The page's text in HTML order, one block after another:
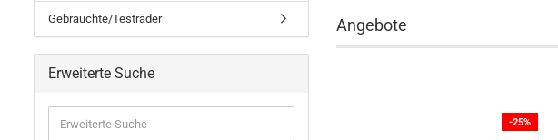
Angebote
-25%
Gebrauchte/Testräder
Erweiterte Suche